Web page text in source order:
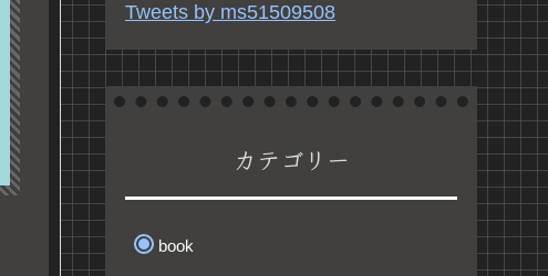
Tweets by ms51509508
カテゴリー
book